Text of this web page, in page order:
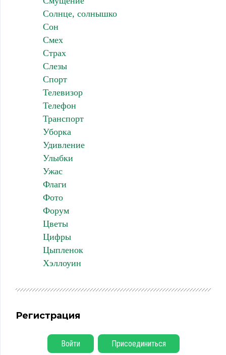
Солнце, солнышко
Сон
Смех
Страх
Слезы
Спорт
Телевизор
Телефон
Транспорт
Уборка
Удивление
Улыбки
Ужас
Флаги
Фото
Форум
Цветы
Цифры
Цыпленок
Хэллоуин
Регистрация
Войти Присоединиться